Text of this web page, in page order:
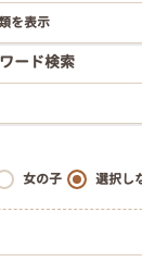
ード検索
女の子 選択し